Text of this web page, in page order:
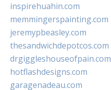
inspirehuahin.com
memmingerspainting.com
jeremypbeasley.com
thesandwichdepotcos.com
drgiggleshouseofpain.com
hotflashdesigns.com
garagenadeau.com